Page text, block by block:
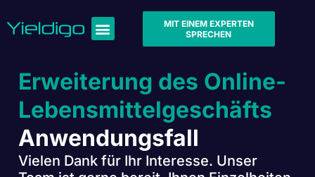
MIT EINEM EXPERTEN
SPRECHEN
Erweiterung des Online-
Lebensmittelgeschäfts
Anwendungsfall
Vielen Dank für Ihr Interesse. Unser